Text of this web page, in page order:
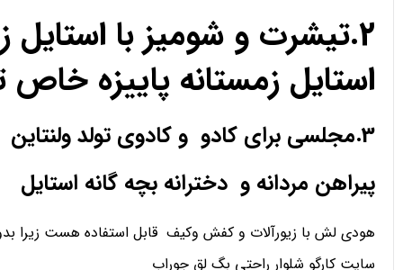
2.تیشرت و شومیز با
استایل زمستانه پاییزه
3.مجلسی برای کادو و کادوی تولد ولنتاین
پیراهن مردانه و دخترانه بچه گانه استایل
هودی لش با زیورآلات و کفش وکیف قابل استفاده هست زیرا
سایت کارگو شلوار راحتی بگ لق جوراب